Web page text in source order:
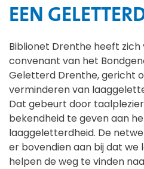
EEN
Biblionet Drenthe heeft
convenant van het
Geletterd Drenthe, gericht
verminderen van
Dat gebeurt door
bekendheid te geven aan
laaggeletterdheid. De
er bovendien aan bij dat
helpen de weg te vinden